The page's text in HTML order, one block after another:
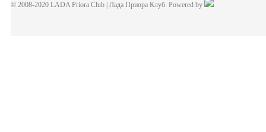
© 2008-2020 LADA Priora Club | Лада Приора Клуб. Powered by